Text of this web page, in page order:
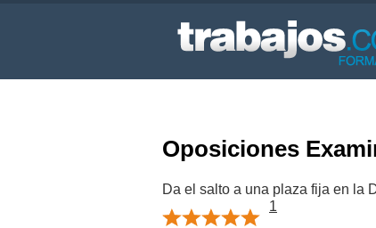
Oposiciones
Da el salto a una plaza fija en la
1